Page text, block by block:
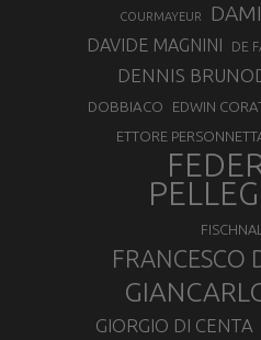
COURMAYEUR
DAVIDE MAGNINI DE
DENNIS
DOBBIACO EDWIN
ETTORE
FRANCESCO
GIORGIO DI CENTA